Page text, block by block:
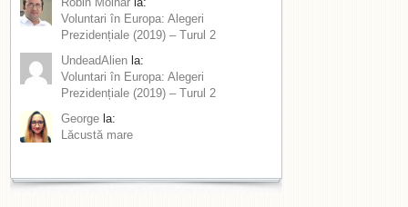
Voluntari în Europa: Alegeri
Prezidențiale (2019) – Turul 2
UndeadAlien la:
Voluntari în Europa: Alegeri
Prezidențiale (2019) – Turul 2
George la:
Lăcustă mare